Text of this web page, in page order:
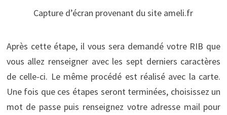
Capture d’écran provenant du site ameli.fr
Après cette étape, il vous sera demandé votre RIB que
vous allez renseigner avec les sept derniers caractères
de celle-ci. Le même procédé est réalisé avec la carte.
Une fois que ces étapes seront terminées, choisissez un
mot de passe puis renseignez votre adresse mail pour